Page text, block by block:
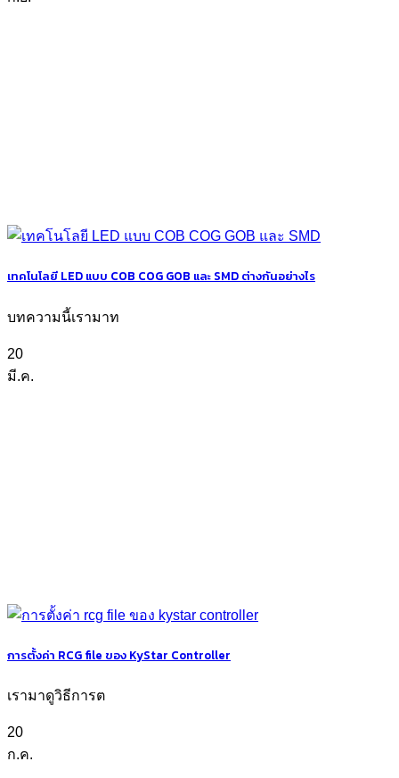
เทคโนโลยี LED แบบ COB COG GOB และ SMD ต่างกันอย่างไร
บทความนี้เรามาท
20
มี.ค.
การตั้งค่า RCG file ของ KyStar Controller
เรามาดูวิธีการต
20
ก.ค.